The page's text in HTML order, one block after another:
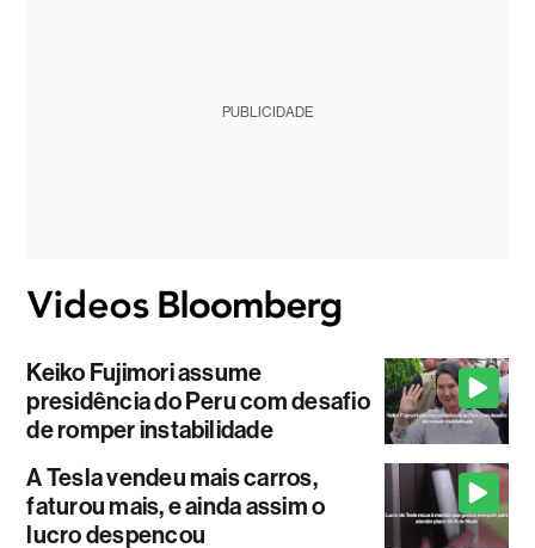
PUBLICIDADE
Keiko Fujimori assume
presidência do Peru com desafio
de romper instabilidade
A Tesla vendeu mais carros,
faturou mais, e ainda assim o
lucro despencou